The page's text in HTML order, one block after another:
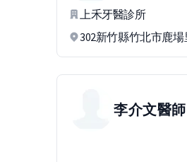
上禾牙醫診所
302新竹縣竹北市鹿
李介文醫師